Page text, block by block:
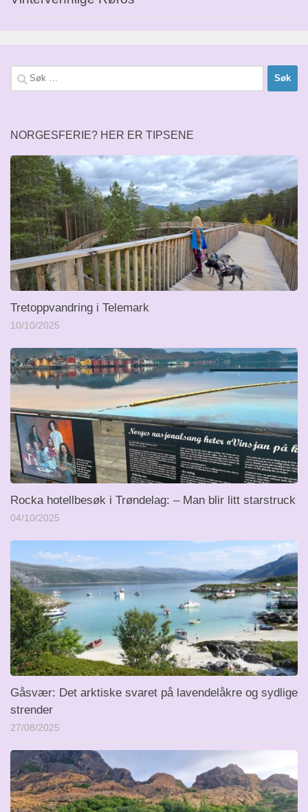
Søk
etter:
NORGESFERIE? HER ER TIPSENE
Tretoppvandring i Telemark
10/10/2025
Rocka hotellbesøk i Trøndelag: – Man blir litt starstruck
04/10/2025
Gåsvær: Det arktiske svaret på lavendelåkre og sydlige
strender
27/08/2025